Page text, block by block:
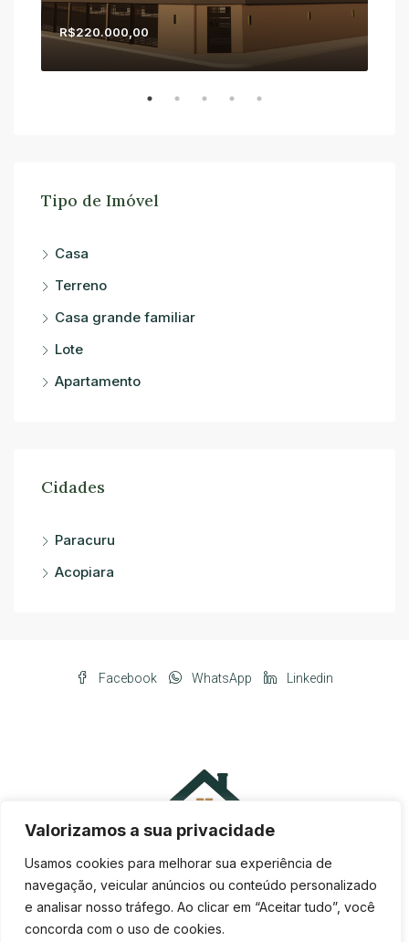
Valorizamos a sua privacidade
Usamos cookies para melhorar sua experiência de
navegação, veicular anúncios ou conteúdo personalizado
e analisar nosso tráfego. Ao clicar em “Aceitar tudo”, você
concorda com o uso de cookies.
R$220.000,00
Tipo de Imóvel
Casa
Terreno
Casa grande familiar
Lote
Apartamento
Cidades
Paracuru
Acopiara
Facebook WhatsApp Linkedin